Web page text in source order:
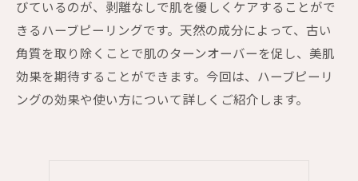
びているのが、剥離なしで肌を優しくケアすることがで
きるハーブピーリングです。天然の成分によって、古い
角質を取り除くことで肌のターンオーバーを促し、美肌
効果を期待することができます。今回は、ハーブピーリ
ングの効果や使い方について詳しくご紹介します。